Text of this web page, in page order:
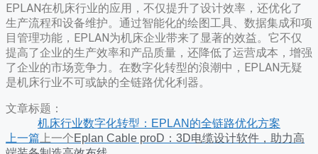
EPLAN在机床行业的应用，不仅提升了设计效率，还优化了
生产流程和设备维护。通过智能化的绘图工具、数据集成和项
目管理功能，EPLAN为机床企业带来了显著的效益。它不仅
提高了企业的生产效率和产品质量，还降低了运营成本，增强
了企业的市场竞争力。在数字化转型的浪潮中，EPLAN无疑
是机床行业不可或缺的全链路优化利器。
文章标题：
机床行业数字化转型：EPLAN的全链路优化方案
上一篇 上一个Eplan Cable proD：3D电缆设计软件，助力高